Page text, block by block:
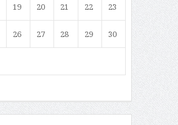
19 20 21 22 23
26 27 28 29 30